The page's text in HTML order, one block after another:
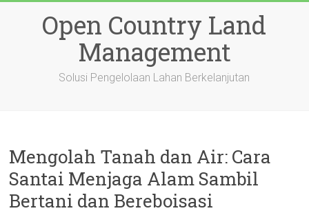
Open Country Land
Management
Solusi Pengelolaan Lahan Berkelanjutan
Mengolah Tanah dan Air: Cara
Santai Menjaga Alam Sambil
Bertani dan Bereboisasi